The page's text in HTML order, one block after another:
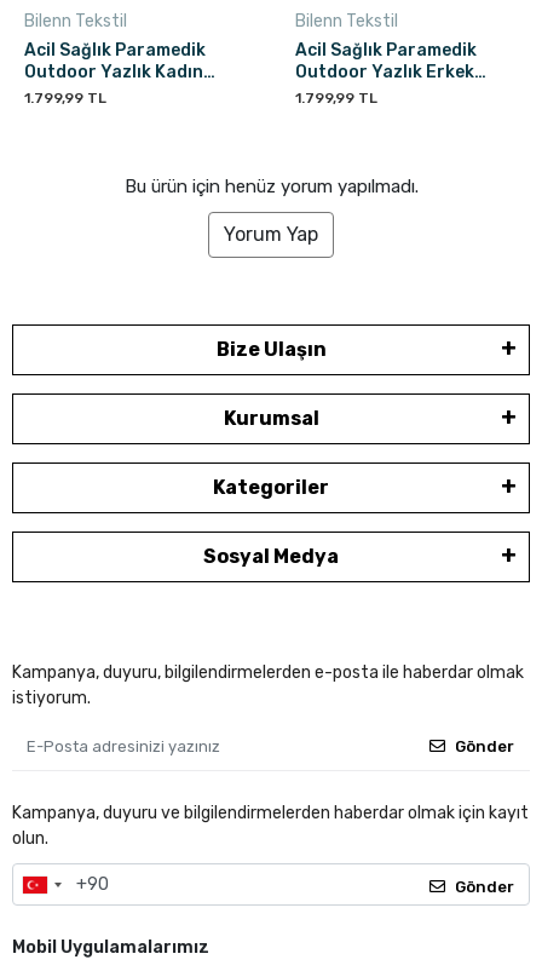
Bilenn Tekstil
Acil Sağlık Paramedik
Outdoor Yazlık Kadın
Pantolon - Lacivert
1.799,99 TL
Bilenn Tekstil
Acil Sağlık Paramedik
Outdoor Yazlık Erkek
Pantolon - Lacivert
1.799,99 TL
Bu ürün için henüz yorum yapılmadı.
Yorum Yap
Bize Ulaşın
Kurumsal
Kategoriler
Sosyal Medya
Kampanya, duyuru, bilgilendirmelerden e-posta ile haberdar olmak
istiyorum.
Gönder
Kampanya, duyuru ve bilgilendirmelerden haberdar olmak için kayıt
olun.
Gönder
Mobil Uygulamalarımız